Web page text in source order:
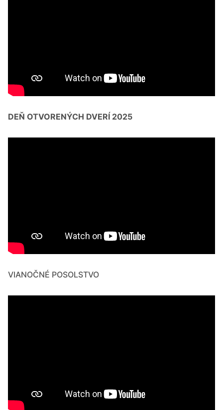
DEŇ OTVORENÝCH DVERÍ 2025
VIANOČNÉ POSOLSTVO